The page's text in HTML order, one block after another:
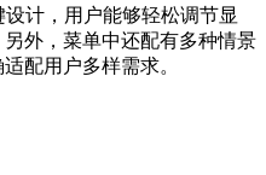
计，用户能够轻松调节显
外，菜单中还配有多种情景
配用户多样需求。